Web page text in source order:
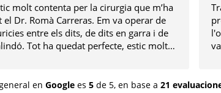
molt contenta per la cirurgia que m’ha
el Dr. Romà Carreras. Em va operar de
entre els dits, de dits en garra i de
Tot ha quedat perfecte, estic molt
en Google es 5 de 5, en base a 21